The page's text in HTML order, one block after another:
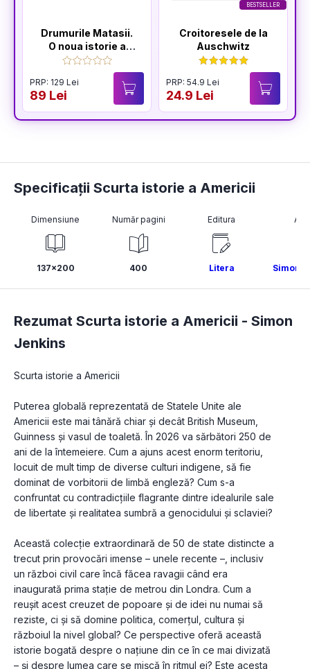
Drumurile Matasii.
O noua istorie a
lumii
PRP: 129 Lei
89 Lei
BESTSELLER
Croitoresele de la
Auschwitz
PRP: 54.9 Lei
24.9 Lei
Specificații Scurta istorie a Americii
Dimensiune
137x200
Număr pagini
400
Editura
Litera Simon
Rezumat Scurta istorie a Americii - Simon
Jenkins
Scurta istorie a Americii
Puterea globală reprezentată de Statele Unite ale
Americii este mai tânără chiar și decât British Museum,
Guinness și vasul de toaletă. În 2026 va sărbători 250 de
ani de la întemeiere. Cum a ajuns acest enorm teritoriu,
locuit de mult timp de diverse culturi indigene, să fie
dominat de vorbitorii de limbă engleză? Cum s-a
confruntat cu contradicțiile flagrante dintre idealurile sale
de libertate și realitatea sumbră a genocidului și sclaviei?
Această colecție extraordinară de 50 de state distincte a
trecut prin provocări imense – unele recente –, inclusiv
un război civil care încă făcea ravagii când era
inaugurată prima stație de metrou din Londra. Cum a
reușit acest creuzet de popoare și de idei nu numai să
reziste, ci și să domine politica, comerțul, cultura și
războiul la nivel global? Ce perspective oferă această
istorie bogată despre o națiune din ce în ce mai divizată
– și despre lumea care se mișcă în ritmul ei? Este acesta